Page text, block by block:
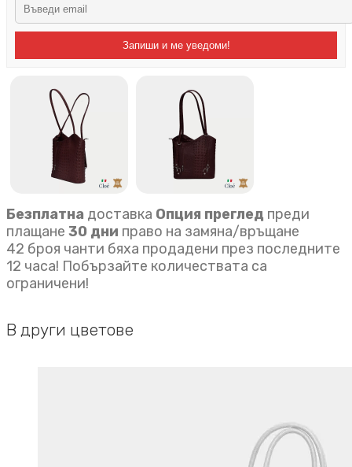
Запиши и ме уведоми!
Безплатна доставка Опция преглед преди
плащане 30 дни право на замяна/връщане
42 броя чанти бяха продадени през последните
12 часа! Побързайте количествата са
ограничени!
В други цветове